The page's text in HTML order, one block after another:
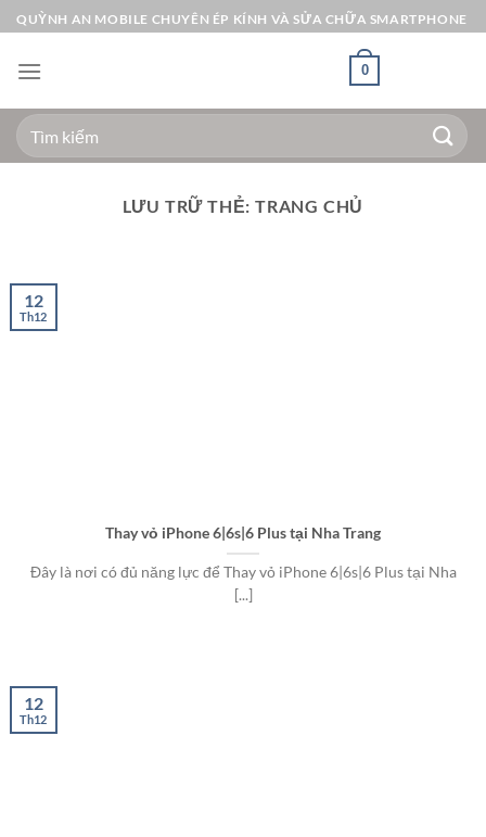
Bỏ
qua
nội
QUỲNH AN MOBILE CHUYÊN ÉP KÍNH VÀ SỬA CHỮA SMARTPHONE
0
Tìm
kiếm:
LƯU TRỮ THẺ:TRANG CHỦ
Thay vỏ iPhone 6|6s|6 Plus tại Nha Trang
Đây là nơi có đủ năng lực để Thay vỏ iPhone 6|6s|6 Plus tại Nha
[...]
12
Th12
12
Th12